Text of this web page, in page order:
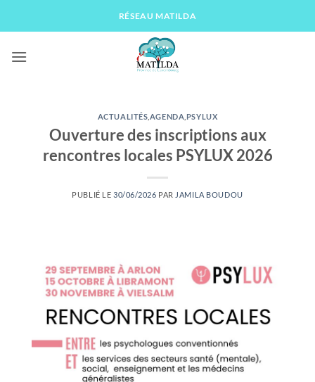
RÉSEAU MATILDA
ACTUALITÉS AGENDA PSYLUX
Ouverture des inscriptions aux
rencontres locales PSYLUX 2026
PUBLIÉ LE 30/06/2026 PAR JAMILA BOUDOU